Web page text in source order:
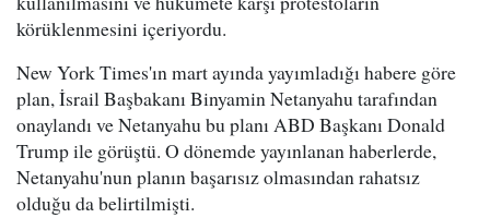
körüklenmesini içeriyordu.
New York Times'ın mart ayında yayımladığı habere göre
plan, İsrail Başbakanı Binyamin Netanyahu tarafından
onaylandı ve Netanyahu bu planı ABD Başkanı Donald
Trump ile görüştü. O dönemde yayınlanan haberlerde,
Netanyahu'nun planın başarısız olmasından rahatsız
olduğu da belirtilmişti.